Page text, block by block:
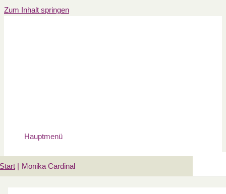
Zum Inhalt springen
Hauptmenü
Start Monika Cardinal